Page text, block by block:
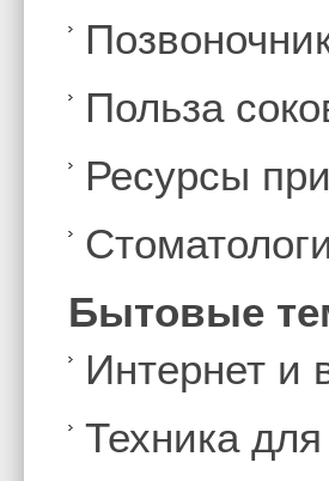
Польза
Ресурсы
Бытовые
Интернет и
Техника